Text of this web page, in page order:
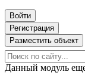
Войти
Регистрация
Разместить объект
Данный модуль